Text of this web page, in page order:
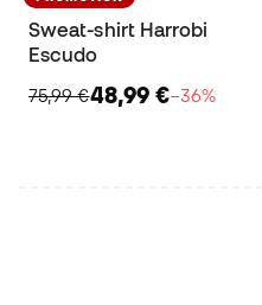
Sweat-shirt Harrobi
Escudo
75,99 €48,99 €−36%